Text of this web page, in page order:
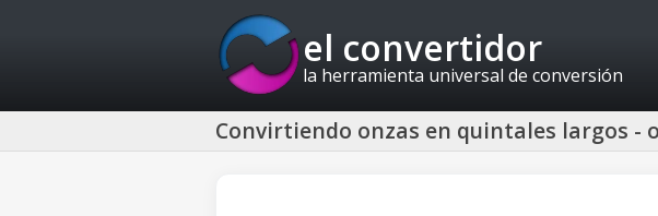
el convertidor
la herramienta universal de conversión
Convirtiendo onzas en quintales largos -